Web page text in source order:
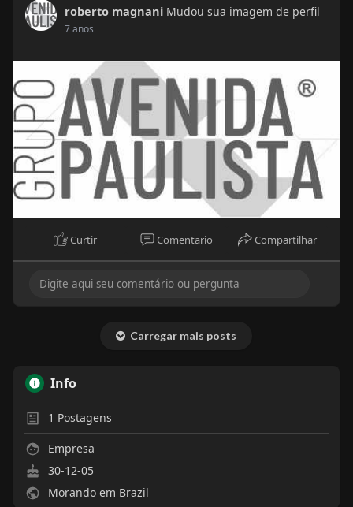
roberto magnani Mudou sua imagem de perfil
7 anos
Curtir Comentario Compartilhar
Carregar mais posts
Info
1 Postagens
Empresa
30-12-05
Morando em Brazil